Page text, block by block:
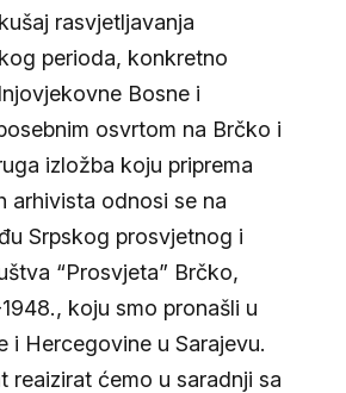
rasvjetljavanja
perioda, konkretno
Bosne i
osvrtom na Brčko i
izložba koju priprema
arhivista odnosi se na
Srpskog prosvjetnog i
“Prosvjeta” Brčko,
koju smo pronašli u
i Hercegovine u Sarajevu.
reaizirat ćemo u saradnji sa